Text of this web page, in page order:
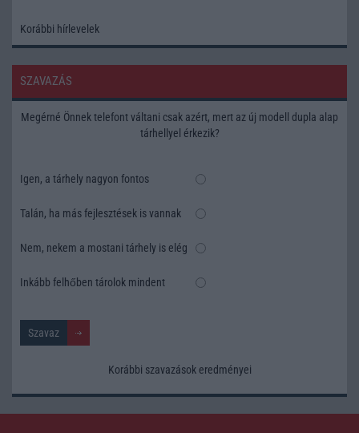
Korábbi hírlevelek
SZAVAZÁS
Megérné Önnek telefont váltani csak azért, mert az új modell dupla alap
tárhellyel érkezik?
Igen, a tárhely nagyon fontos
Talán, ha más fejlesztések is vannak
Nem, nekem a mostani tárhely is elég
Inkább felhőben tárolok mindent
Korábbi szavazások eredményei